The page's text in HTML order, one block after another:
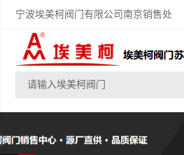
宁波埃美柯阀门有限公司南京销售处